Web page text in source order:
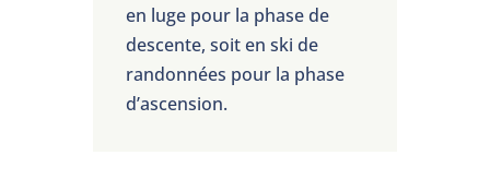
en luge pour la phase de
descente, soit en ski de
randonnées pour la phase
d’ascension.